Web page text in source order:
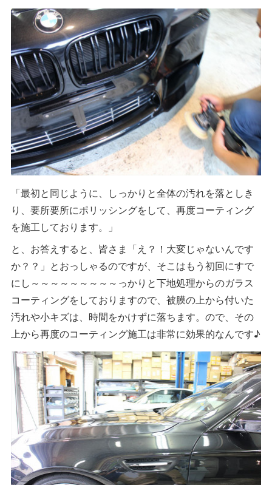
「最初と同じように、しっかりと全体の汚れを落としき
り、要所要所にポリッシングをして、再度コーティング
を施工しております。」
と、お答えすると、皆さま「え？！大変じゃないんです
か？？」とおっしゃるのですが、そこはもう初回にすで
にし～～～～～～～～～っかりと下地処理からのガラス
コーティングをしておりますので、被膜の上から付いた
汚れや小キズは、時間をかけずに落ちます。ので、その
上から再度のコーティング施工は非常に効果的なんです♪